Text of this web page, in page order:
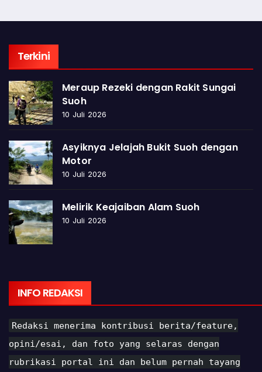
Terkini
Meraup Rezeki dengan Rakit Sungai
Suoh
10 Juli 2026
Asyiknya Jelajah Bukit Suoh dengan
Motor
10 Juli 2026
Melirik Keajaiban Alam Suoh
10 Juli 2026
INFO REDAKSI
Redaksi menerima kontribusi berita/feature,
opini/esai, dan foto yang selaras dengan
rubrikasi portal ini dan belum pernah tayang